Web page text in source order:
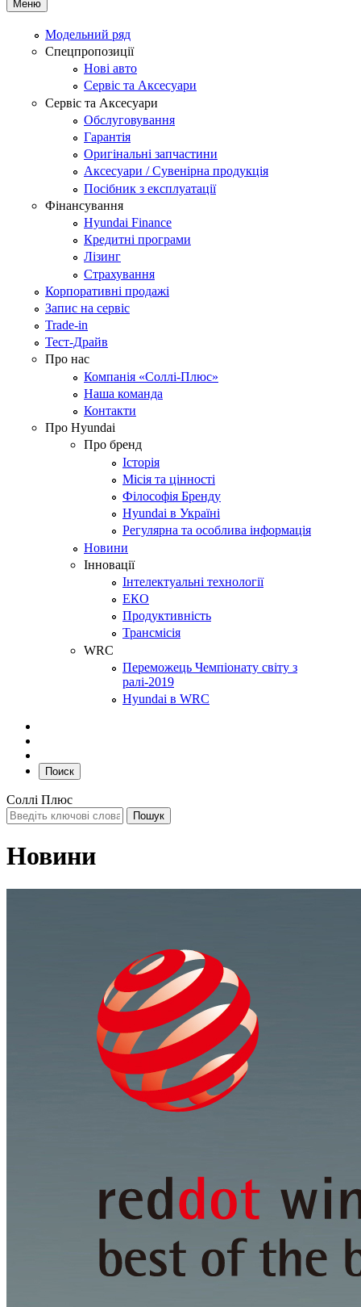
Меню
Модельний ряд
Спецпропозиції
Нові авто
Сервіс та Аксесуари
Сервіс та Аксесуари
Обслуговування
Гарантія
Оригінальні запчастини
Аксесуари / Сувенірна продукція
Посібник з експлуатації
Фінансування
Hyundai Finance
Кредитні програми
Лізинг
Страхування
Корпоративні продажі
Запис на сервіс
Trade-in
Тест-Драйв
Про нас
Компанія «Соллі-Плюс»
Наша команда
Контакти
Про Hyundai
Про бренд
Історія
Місія та цінності
Філософія Бренду
Hyundai в Україні
Регулярна та особлива інформація
Новини
Інновації
Інтелектуальні технології
ЕКО
Продуктивність
Трансмісія
WRC
Переможець Чемпіонату світу з
ралі-2019
Hyundai в WRC
Поиск
Соллі Плюс
Новини